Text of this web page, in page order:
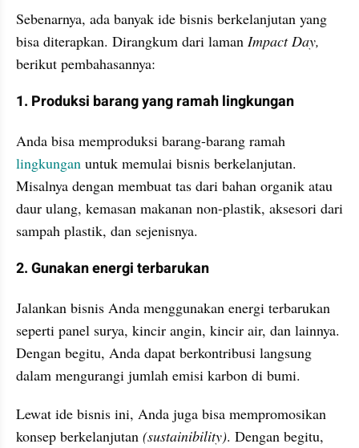
Sebenarnya, ada banyak ide bisnis berkelanjutan yang
bisa diterapkan. Dirangkum dari laman Impact Day,
berikut pembahasannya:
1. Produksi barang yang ramah lingkungan
lingkungan untuk memulai bisnis berkelanjutan.
Misalnya dengan membuat tas dari bahan organik atau
daur ulang, kemasan makanan non-plastik, aksesori dari
sampah plastik, dan sejenisnya.
2. Gunakan energi terbarukan
Jalankan bisnis Anda menggunakan energi terbarukan
seperti panel surya, kincir angin, kincir air, dan lainnya.
Dengan begitu, Anda dapat berkontribusi langsung
dalam mengurangi jumlah emisi karbon di bumi.
Lewat ide bisnis ini, Anda juga bisa mempromosikan
konsep berkelanjutan (sustainibility). Dengan begitu,